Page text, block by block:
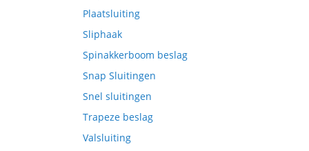
Plaatsluiting
Sliphaak
Spinakkerboom beslag
Snap Sluitingen
Snel sluitingen
Trapeze beslag
Valsluiting